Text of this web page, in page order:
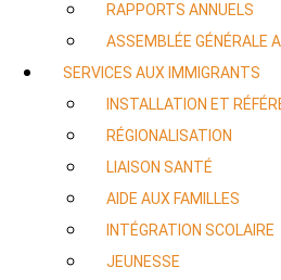
RAPPORTS ANNUELS
ASSEMBLÉE GÉNÉRALE
SERVICES AUX IMMIGRANTS
INSTALLATION ET
RÉGIONALISATION
LIAISON SANTÉ
AIDE AUX FAMILLES
INTÉGRATION SCOLAIRE
JEUNESSE